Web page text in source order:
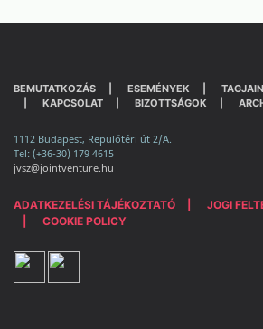
BEMUTATKOZÁS ESEMÉNYEK
KAPCSOLAT
BIZOTTSÁGOK
1112 Budapest, Repülőtéri út 2/A.
Tel: (+36-30) 179 4615
jvsz@jointventure.hu
ADATKEZELÉSI TÁJÉKOZTATÓ
JOGI
COOKIE POLICY